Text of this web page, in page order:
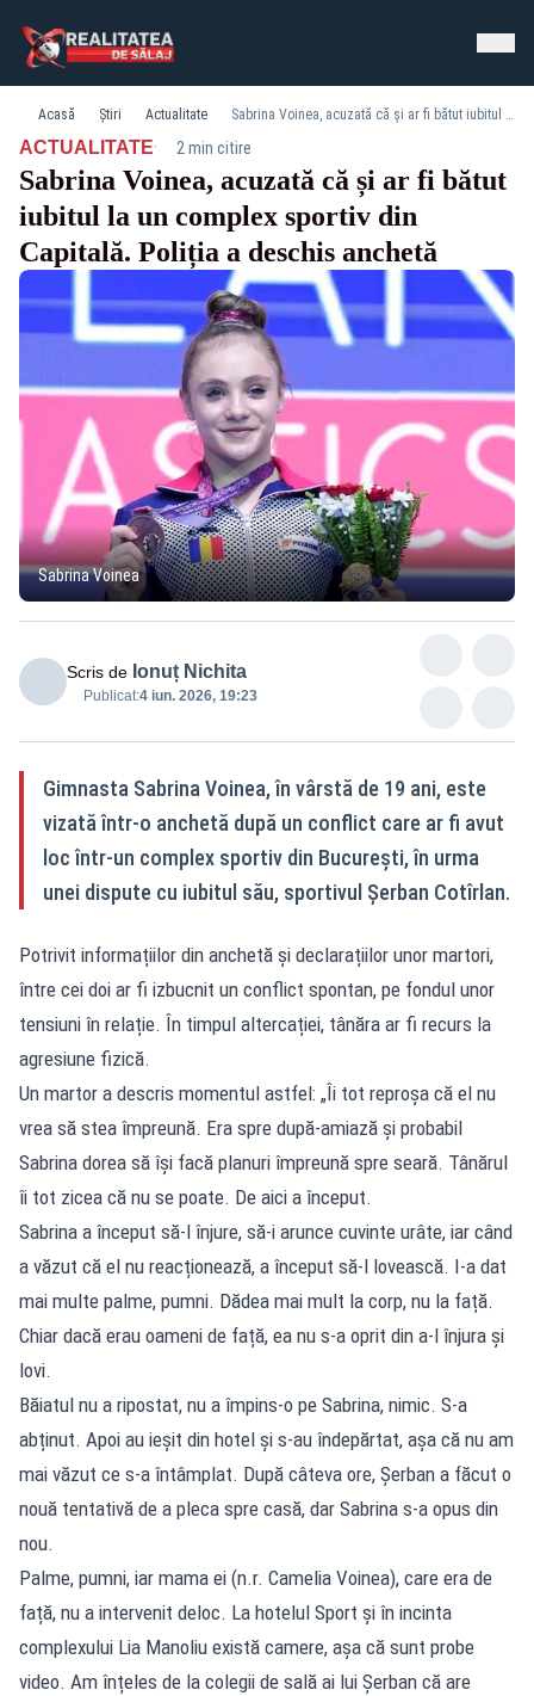
Acasă Știri Actualitate Sabrina Voinea, acuzată că și ar fi bătut iubitul la un complex sportiv din Capitală. Poliția a deschis anchetă
ACTUALITATE· 2 min citire
Sabrina Voinea, acuzată că și ar fi bătut
iubitul la un complex sportiv din
Capitală. Poliția a deschis anchetă
Sabrina Voinea
Scris de Ionuț Nichita
Publicat:4 iun. 2026, 19:23
Gimnasta Sabrina Voinea, în vârstă de 19 ani, este
vizată într-o anchetă după un conflict care ar fi avut
loc într-un complex sportiv din București, în urma
unei dispute cu iubitul său, sportivul Șerban Cotîrlan.
Potrivit informațiilor din anchetă și declarațiilor unor martori,
între cei doi ar fi izbucnit un conflict spontan, pe fondul unor
tensiuni în relație. În timpul altercației, tânăra ar fi recurs la
agresiune fizică.
Un martor a descris momentul astfel: „Îi tot reproșa că el nu
vrea să stea împreună. Era spre după-amiază și probabil
Sabrina dorea să își facă planuri împreună spre seară. Tânărul
îi tot zicea că nu se poate. De aici a început.
Sabrina a început să-l înjure, să-i arunce cuvinte urâte, iar când
a văzut că el nu reacționează, a început să-l lovească. I-a dat
mai multe palme, pumni. Dădea mai mult la corp, nu la față.
Chiar dacă erau oameni de față, ea nu s-a oprit din a-l înjura și
lovi.
Băiatul nu a ripostat, nu a împins-o pe Sabrina, nimic. S-a
abținut. Apoi au ieșit din hotel și s-au îndepărtat, așa că nu am
mai văzut ce s-a întâmplat. După câteva ore, Șerban a făcut o
nouă tentativă de a pleca spre casă, dar Sabrina s-a opus din
nou.
Palme, pumni, iar mama ei (n.r. Camelia Voinea), care era de
față, nu a intervenit deloc. La hotelul Sport și în incinta
complexului Lia Manoliu există camere, așa că sunt probe
video. Am înțeles de la colegii de sală ai lui Șerban că are